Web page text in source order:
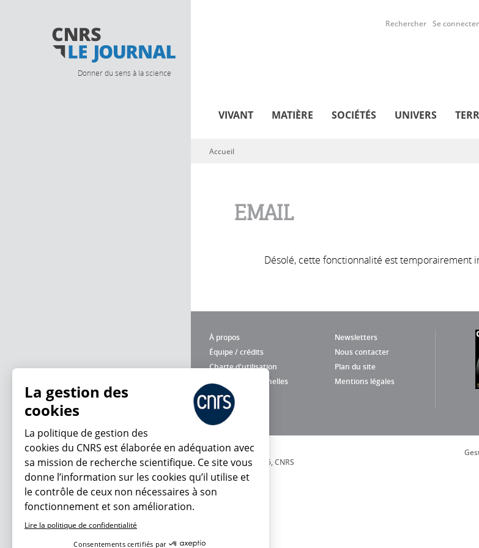
Donner du sens à la science
Rechercher Se connecter
VIVANT MATIÈRE SOCIÉTÉS UNIVERS
Vous êtes ici
Accueil
EMAIL
Désolé, cette fonctionnalité est temporairement
À propos
Newsletters
Équipe / crédits
Nous contacter
Charte d'utilisation
Plan du site
Données personnelles
Mentions légales
© 2026, CNRS
La gestion des
cookies
La politique de gestion des
cookies du CNRS est élaborée en adéquation avec
sa mission de recherche scientifique. Ce site vous
donne l’information sur les cookies qu’il utilise et
le contrôle de ceux non nécessaires à son
fonctionnement et son amélioration.
Lire la politique de confidentialité
Consentements certifiés par